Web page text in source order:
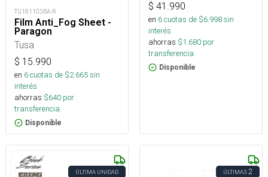
TU181103BA-R
Film Anti_Fog Sheet -
Paragon
Tusa
$ 15.990
en 6cuotas de $2.665sin
interés
ahorras $640 por
transferencia.
Disponible
$ 41.990
en 6cuotas de $6.998sin
interés
ahorras $1.680 por
transferencia.
Disponible
ÚLTIMA UNIDAD ÚLTIMAS2